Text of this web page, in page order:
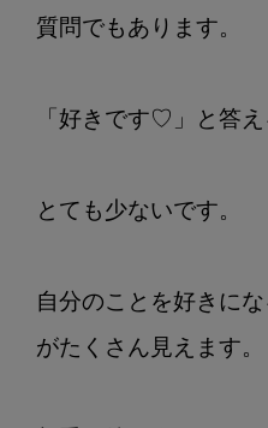
思
自
好
な
る
質問でもあります。
「好きです♡」と答え
とても少ないです。
自分のことを好きに
がたくさん見えます。